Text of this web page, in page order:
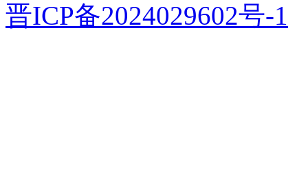
晋ICP备2024029602号-1